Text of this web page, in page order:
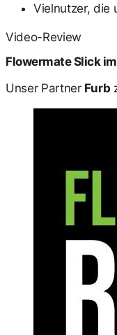
Vielnutzer, die
Video-Review
Flowermate Slick
Unser Partner Furb